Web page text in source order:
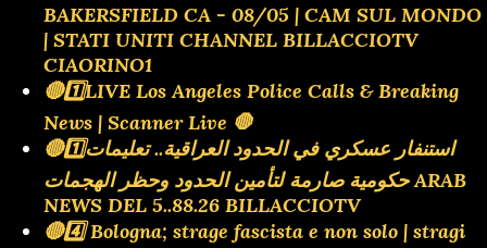
BAKERSFIELD CA - 08/05 | CAM SUL MONDO
| STATI UNITI CHANNEL BILLACCIOTV
CIAORINO1
🔴1️⃣LIVE Los Angeles Police Calls & Breaking
News | Scanner Live 🛑
🔴1️⃣استنفار عسكري في الحدود العراقية.. تعليمات
حكومية صارمة لتأمين الحدود وحظر الهجمات ARAB
NEWS DEL 5..88.26 BILLACCIOTV
🔴4️⃣ Bologna; strage fascista e non solo | stragi